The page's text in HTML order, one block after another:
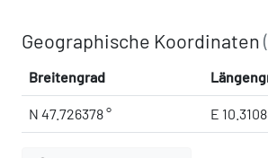
Geographische Koordinaten
Breitengrad
N 47.726378 ° E